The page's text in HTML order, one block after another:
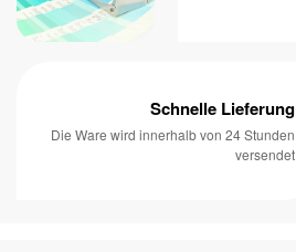
Schnelle Lieferung
Die Ware wird innerhalb von 24 Stunden
versendet